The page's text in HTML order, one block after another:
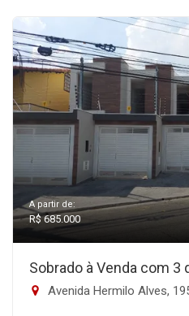
A partir de:
R$ 685.000
Sobrado à Venda com 3
Avenida Hermilo Alves, 195 -